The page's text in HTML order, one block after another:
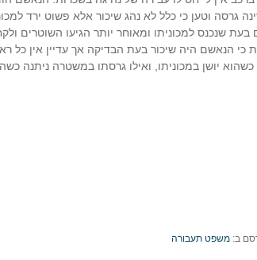
וטען כי כלל לא נהג שיכור אלא פשוט ירד
שנכנס למכוניתו ומאוחר יותר הגיעו השוטרים
הנאשם היה שיכור בעת הבדיקה אך עדיין אין כל
יושן במכוניתו, ואילו גרסתו במשטרה ניתנה
ב: משפט תעבורה